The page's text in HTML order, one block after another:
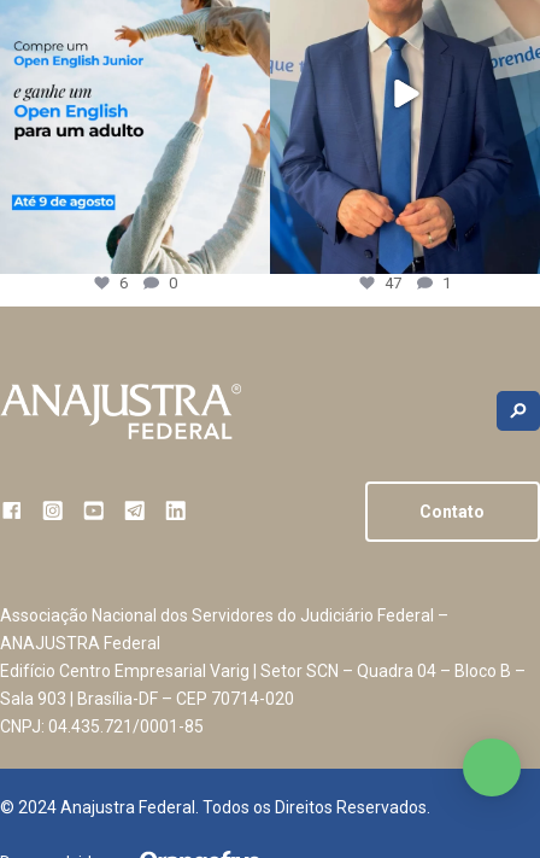
6 0 47 1
Contato
Associação Nacional dos Servidores do Judiciário Federal –
ANAJUSTRA Federal
Edifício Centro Empresarial Varig | Setor SCN – Quadra 04 – Bloco B –
Sala 903 | Brasília-DF – CEP 70714-020
CNPJ: 04.435.721/0001-85
© 2024 Anajustra Federal. Todos os Direitos Reservados.